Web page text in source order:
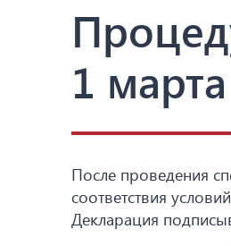
1
После проведения
соответствия
Декларация